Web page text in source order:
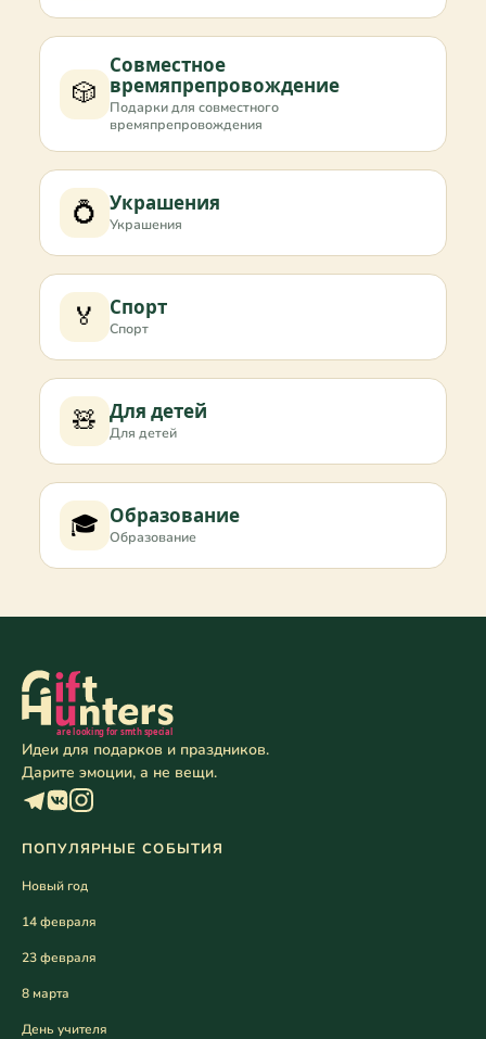
🎲
Совместное
времяпрепровождение
Подарки для совместного
времяпрепровождения
💍 Украшения
Украшения
🏅 Спорт
Спорт
🧸 Для детей
Для детей
🎓 Образование
Образование
Идеи для подарков и праздников.
Дарите эмоции, а не вещи.
ПОПУЛЯРНЫЕ СОБЫТИЯ
Новый год
14 февраля
23 февраля
8 марта
День учителя